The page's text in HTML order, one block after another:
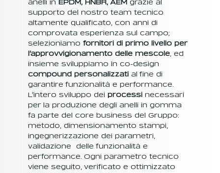
anelli in EPDM, HNBR, AEM grazie al
supporto del nostro team tecnico
altamente qualificato, con anni di
comprovata esperienza sul campo;
selezioniamofornitori di primo livello per
l’approvvigionamento delle mescole, ed
insieme sviluppiamo in co-design
compound personalizzati al fine di
garantire funzionalità e performance.
L’intero sviluppo dei processi necessari
per la produzione degli anelli in gomma
fa parte del core business del Gruppo:
metodo, dimensionamento stampi,
ingegnerizzazione dei parametri,
validazione delle funzionalità e
performance. Ogni parametro tecnico
viene seguito, verificato e ottimizzato